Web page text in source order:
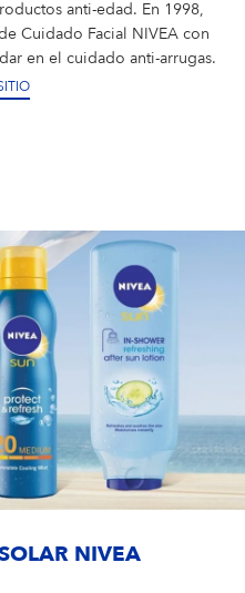
anti-edad. En 1998,
Cuidado Facial NIVEA con
en el cuidado anti-arrugas.
NIVEA